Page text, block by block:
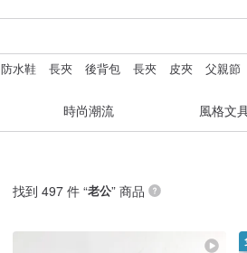
防水鞋 長夾 後背包 長夾 皮夾 父親節
時尚潮流 風格文
找到 497 件 “老公” 商品